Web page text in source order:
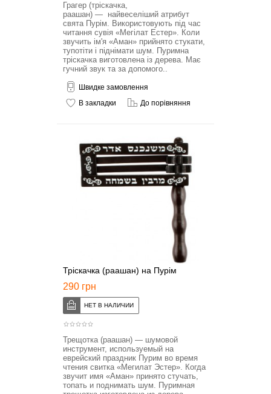
Грагер (тріскачка,
раашан) — найвеселіший атрибут
свята Пурім. Використовують під час
читання сувія «Мегілат Естер». Коли
звучить ім'я «Аман» прийнято стукати,
тупотіти і піднімати шум. Пуримна
тріскачка виготовлена із дерева. Має
гучний звук та за допомого..
Швидке замовлення
В закладки
До порівняння
Тріскачка (раашан) на Пурім
290 грн
Трещотка (раашан) — шумовой
инструмент, используемый на
еврейский праздник Пурим во время
чтения свитка «Мегилат Эстер». Когда
звучит имя «Аман» принято стучать,
топать и поднимать шум. Пуримная